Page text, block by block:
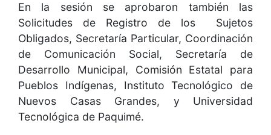
En la sesión se aprobaron también las
Solicitudes de Registro de los Sujetos
Obligados, Secretaría Particular, Coordinación
de Comunicación Social, Secretaría de
Desarrollo Municipal, Comisión Estatal para
Pueblos Indígenas, Instituto Tecnológico de
Nuevos Casas Grandes, y Universidad
Tecnológica de Paquimé.